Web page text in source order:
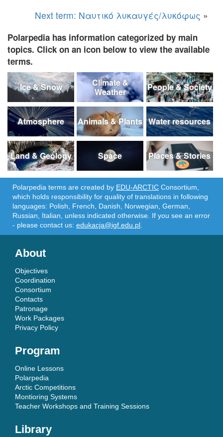
Next term: Ναυτικό λυκαυγές/λυκόφως »
Polarpedia has information categorized by main
topics. Click on an icon below to view the available
terms.
Ice & Snow
Climate &
Weather
People & Society
Atmosphere Animals & Plants Water resources
Land & Geology Space Places & Stories
Polarpedia terms are created by EDU-ARCTIC Consortium,
which holds responsibility for quality of translations in following
languages: Polish, French, Danish, Norwegian, German,
Russian, Italian, unless indicated otherwise. If you see an error
- please contact us: edukacja@igf.edu.pl
About
Objectives
Coordination
Consortium
Contacts
Patronage
Work Packages
Privacy Policy
Program
Online Lessons
Polarpedia
Arctic Competitions
Montioring Systems
Teacher Workshops and Training Sessions
Library